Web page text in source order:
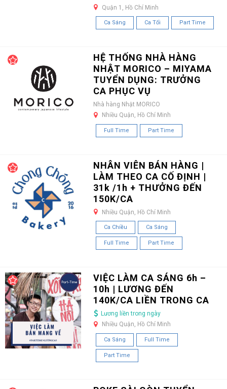
Quận 1, Hồ Chí Minh
Ca Sáng Ca Tối Part Time
HỆ THỐNG NHÀ HÀNG
NHẬT MORICO – MIYAMA
TUYỂN DỤNG: TRƯỞNG
CA PHỤC VỤ
Nhà hàng Nhật MORICO
Nhiều Quận, Hồ Chí Minh
Full Time Part Time
NHÂN VIÊN BÁN HÀNG |
LÀM THEO CA CỐ ĐỊNH |
31k /1h + THƯỞNG ĐẾN
150K/CA
Nhiều Quận, Hồ Chí Minh
Ca Chiều Ca Sáng
Full Time Part Time
VIỆC LÀM CA SÁNG 6h –
10h | LƯƠNG ĐẾN
140K/CA LIỀN TRONG CA
Lương liền trong ngày
Nhiều Quận, Hồ Chí Minh
Ca Sáng Full Time
Part Time